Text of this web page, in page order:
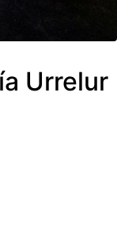
Urrelur